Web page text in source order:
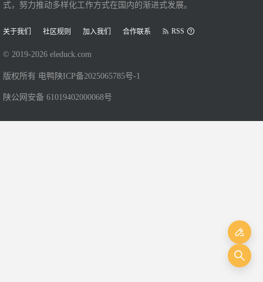
式，努力推动多样化工作方式在国内的渐进式发展。
关于我们 社区规则 加入我们 合作联系 RSS
© 2019-2026 eleduck.com
版权所有 电鸭 陕ICP备2025065785号-1
陕公网安备 61019402000068号